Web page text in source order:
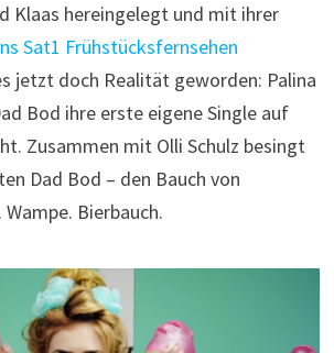
Klaas hereingelegt und mit ihrer
Sat1 Frühstücksfernsehen
jetzt doch Realität geworden: Palina
Bod ihre erste eigene Single auf
Zusammen mit Olli Schulz besingt
Dad Bod – den Bauch von
Bierbauch.